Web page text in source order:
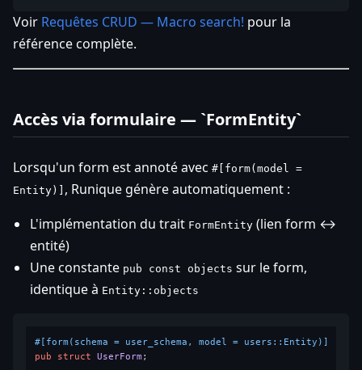
Voir Requêtes CRUD — Macro search! pour la
référence complète.
Accès via formulaire — `FormEntity`
Lorsqu'un form est annoté avec #[form(model =
Entity)] , Runique génère automatiquement :
L'implémentation du trait FormEntity (lien form ↔
entité)
Une constante pub const objects sur le form,
identique à Entity::objects
#[form(schema = user_schema, model = users::Entity)]
pub
struct UserForm ;